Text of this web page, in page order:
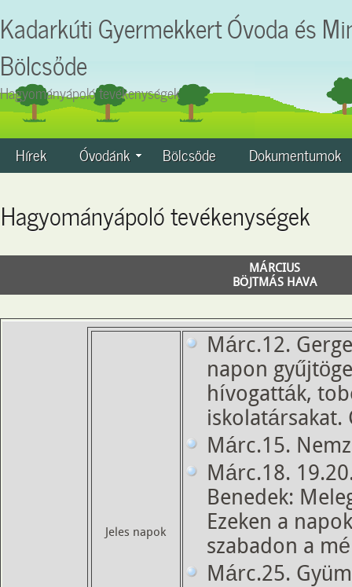
Kadarkúti Gyermekkert Óvoda és
Bölcsőde
Hagyományápoló tevékenységek
Hírek Óvodánk Bölcsőde Dokumentumok
Hagyományápoló tevékenységek
MÁRCIUS
BÖJTMÁS HAVA
Jeles napok
Márc.12.
napon
hívogatták,
iskolatársakat.
Márc.15.
Márc.18.
Benedek:
Ezeken a
szabadon a
Márc.25.